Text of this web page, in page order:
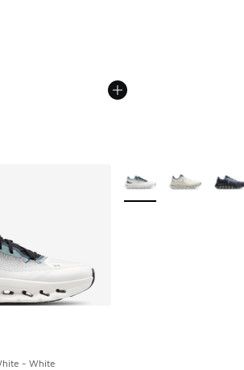
- White
Meer kleuren